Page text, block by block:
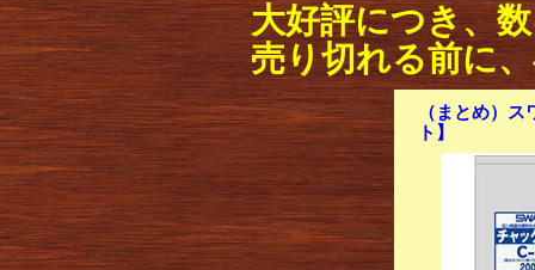
大好評につき、
売り切れる前に
（まとめ）
ト】